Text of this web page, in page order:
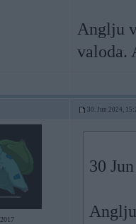
Anglju
valoda.
30. Jun 2024,
30